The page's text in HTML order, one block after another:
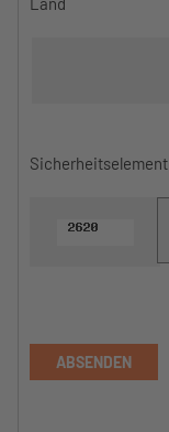
Sicherheitselement
ABSENDEN